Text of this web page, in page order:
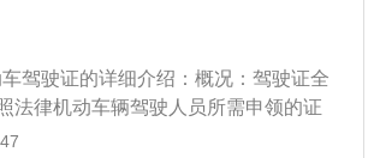
本费；委托他人代理时须提供以上资
将在二十分钟内完成业务。驾照换证
驾驶证核发地车管所申请换证，如果
如果驾照过期三年以上，驾照将自动
考试来换证。
驾驶证的详细介绍：概况：驾驶证全
法律机动车辆驾驶人员所需申领的证
这种技能的人如果随意驾驶机动车，